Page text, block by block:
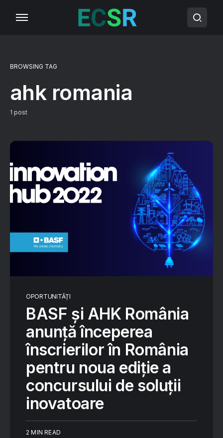
BROWSING TAG
ahk romania
1 post
OPORTUNITĂȚI
BASF și AHK România
anunță începerea
înscrierilor în România
pentru noua ediție a
concursului de soluții
inovatoare
2 MIN READ